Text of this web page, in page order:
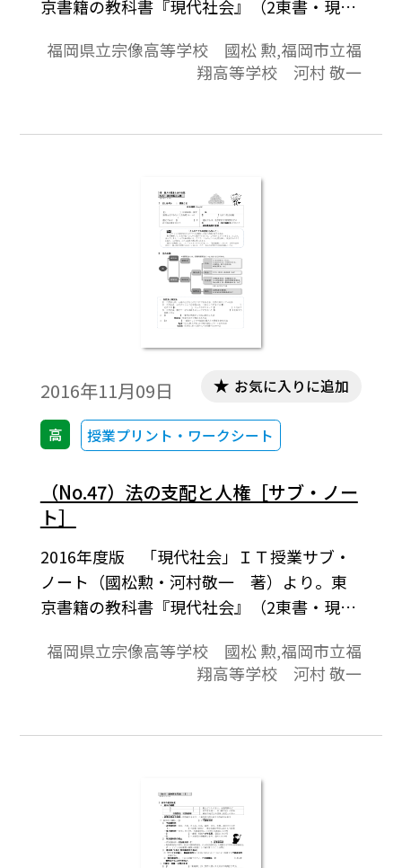
京書籍の教科書『現代社会』（2東書・現社
なっています。授業プリントやワークシート
としてご活用いただけます。
福岡県立宗像高等学校 國松 勲,福岡市立福
翔高等学校 河村 敬一
2016年11月09日
高 授業プリント・ワークシート
お気に入りに追加
（No.47）法の支配と人権［サブ・ノー
ト］
2016年度版 「現代社会」ＩＴ授業サブ・
ノート（國松勲・河村敬一 著）より。東
京書籍の教科書『現代社会』（2東書・現社
なっています。授業プリントやワークシート
としてご活用いただけます。
福岡県立宗像高等学校 國松 勲,福岡市立福
翔高等学校 河村 敬一